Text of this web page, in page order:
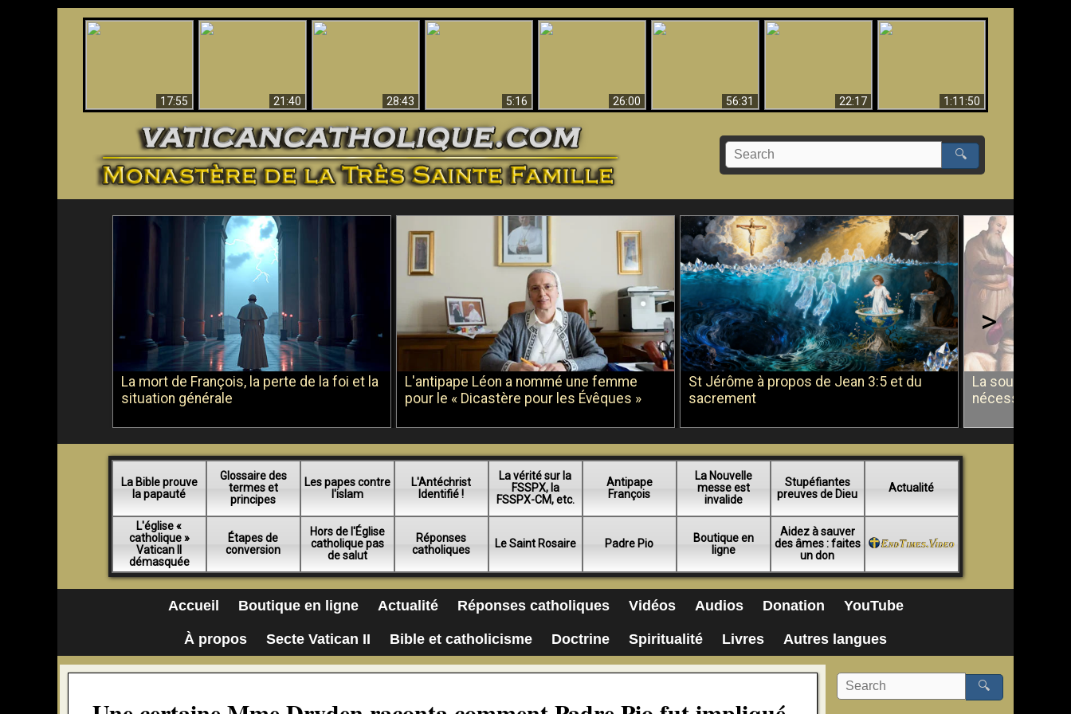
17:55
21:40
28:43
5:16
26:00 56:31 22:17
1:11:50
🔍
La mort de François, la perte de la foi et la
situation générale
L'antipape Léon a nommé une femme
pour le « Dicastère pour les Évêques »
St Jérôme à propos de Jean 3:5 et du
sacrement
La soumission
nécessité du
>
La Bible prouve
la papauté
Glossaire des
termes et
principes
Les papes contre
l'islam
L'Antéchrist
Identifié !
La vérité sur la
FSSPX, la
FSSPX-CM, etc.
Antipape
François
La Nouvelle
messe est
invalide
Stupéfiantes
preuves de Dieu
Actualité
L'église «
catholique »
Vatican II
démasquée
Étapes de
conversion
Hors de l'Église
catholique pas
de salut
Réponses
catholiques
Le Saint Rosaire Padre Pio
Boutique en
ligne
Aidez à sauver
des âmes : faites
un don
Accueil Boutique en ligne Actualité Réponses catholiques Vidéos Audios Donation YouTube
À propos Secte Vatican II Bible et catholicisme Doctrine Spiritualité Livres Autres langues
🔍